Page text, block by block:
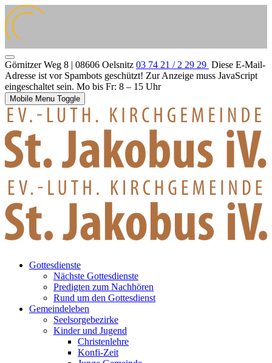
Görnitzer Weg 8 | 08606 Oelsnitz 03 74 21 / 2 29 29 Diese E-Mail-
Adresse ist vor Spambots geschützt! Zur Anzeige muss JavaScript
eingeschaltet sein. Mo bis Fr: 8 – 15 Uhr
Mobile Menu Toggle
Gottesdienste
Nächste Gottesdienste
Predigten zum Nachhören
Rund um den Gottesdienst
Gemeindeleben
Seelsorgebezirke
Kinder und Jugend
Christenlehre
Konfi-Zeit